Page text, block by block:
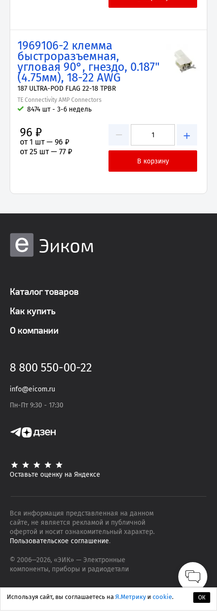
1969106-2 клемма
быстроразъемная,
угловая 90°, гнездо, 0.187"
(4.75мм), 18-22 AWG
187 ULTRA-POD FLAG 22-18 TPBR
TE Connectivity AMP Connectors
8474 шт - 3-6 недель
− +
96 ₽
от 1 шт — 96 ₽
от 25 шт — 77 ₽
Эиком
Каталог товаров
Как купить
О компании
8 800 550-00-22
info@eicom.ru
Пн-Пт 9:30 - 17:30
Оставьте оценку на Яндексе
Вся информация представленная на данном
сайте, не является рекламой и публичной
офертой и носит ознакомительный характер.
Пользовательское соглашение.
© 2006—2026, «ЭИК» — Электронные
компоненты, приборы и радиодетали
ОК
Используя сайт, вы соглашаетесь на Я.Метрику и cookie.